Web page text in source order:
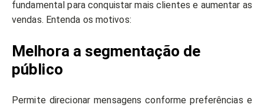
fundamental para conquistar mais clientes e aumentar as
vendas. Entenda os motivos:
Melhora a segmentação de
público
Permite direcionar mensagens conforme preferências e